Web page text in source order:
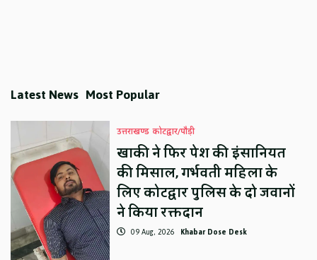
Latest News Most Popular
उत्तराखण्ड कोटद्वार/पौड़ी
खाकी ने फिर पेश की इंसानियत
की मिसाल, गर्भवती महिला के
लिए कोटद्वार पुलिस के दो जवानों
ने किया रक्तदान
09 Aug, 2026 Khabar Dose Desk